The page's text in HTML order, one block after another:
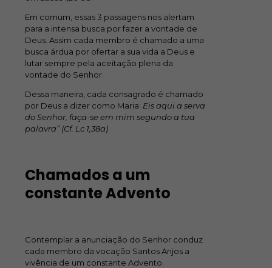
Em comum, essas 3 passagens nos alertam
para a intensa busca por fazer a vontade de
Deus. Assim cada membro é chamado a uma
busca árdua por ofertar a sua vida a Deus e
lutar sempre pela aceitação plena da
vontade do Senhor.
Dessa maneira, cada consagrado é chamado
por Deus a dizer como Maria: Eis aqui a serva
do Senhor, faça-se em mim segundo a tua
palavra” (Cf. Lc 1,38a)
Chamados a um
constante Advento
Contemplar a anunciação do Senhor conduz
cada membro da vocação Santos Anjos a
vivência de um constante Advento.